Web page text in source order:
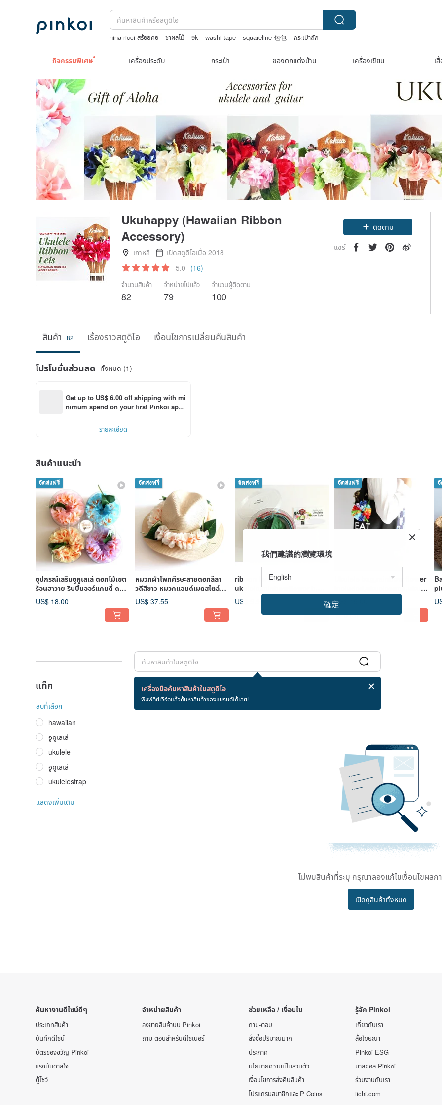
nina ricci สร้อยคอ ชาผลไม้ 9k washi tape squareline 包包
กระเป๋าถัก
กิจกรรมพิเศษ เครื่องประดับ กระเป๋า ของตกแต่งบ้าน เครื่องเขียน เ
Ukuhappy (Hawaiian Ribbon
Accessory)
เกาหลี
เปิดสตูดิโอเมื่อ 2018
5.0 (16)
จำนวนสินค้า
82
จำหน่ายไปแล้ว
79
จำนวนผู้ติดตาม
100
ติดตาม
แชร์
สินค้า 82 เรื่องราวสตูดิโอ เงื่อนไขการเปลี่ยนคืนสินค้า
โปรโมชั่นส่วนลด ทั้งหมด (1)
Get up to US$ 6.00 off shipping with mi
nimum spend on your first Pinkoi app
รายละเอียด
สินค้าแนะนำ
จัดส่งฟรี
อุปกรณ์เสริมอูคูเลเล่ ดอกไม้เขต
ร้อนฮาวาย ริบบิ้นออร์แกนดี้ ดอก
พลูเมเรีย สายสะพาย
US$ 18.00
จัดส่งฟรี
หมวกผ้าโพกศีรษะลายดอกลีลา
วดีสีขาว หมวกแฮนด์เมดสไตล์
เกาะฮาวาย หมวกชายหาดสาน
US$ 37.55
จัดส่งฟรี
ribbon lei for
ukulele,rainbowflower b,
ukulele strap,ukulele
accessories,hawaii
US$ 9.98
จัดส่งฟรี
Ukulele bag,rainbow flower
included,ukuelestrap,ukule
lebag,uke,pride,lgbtq,
US$ 15.00
5 (3)
จั
แท็ก
ลบที่เลือก
hawaiian
อูคูเลเล่
ukulele
อูคูเลเล่
ukulelestrap
แสดงเพิ่มเติม
เครื่องมือค้นหาสินค้าในสตูดิโอ
พิมพ์คีย์เวิร์ดแล้วค้นหาสินค้าของแบรนด์ได้เลย!
สินค้า 0 ชิ้น
Guitar+strap
ไม่พบสินค้าที่ระบุ กรุณาลองแก้ไขเงื่อนไขผลก
เปิดดูสินค้าทั้งหมด
ค้นหางานดีไซน์ดีๆ
ประเภทสินค้า
บันทึกดีไซน์
บัตรของขวัญ Pinkoi
แรงบันดาลใจ
ตู้โชว์
จำหน่ายสินค้า
ลงขายสินค้าบน Pinkoi
ถาม-ตอบสำหรับดีไซเนอร์
ช่วยเหลือ / เงื่อนไข
ถาม-ตอบ
สั่งซื้อปริมาณมาก
ประกาศ
นโยบายความเป็นส่วนตัว
เงื่อนไขการส่งคืนสินค้า
โปรแกรมสมาชิกและ P Coins
รู้จัก Pinkoi
เกี่ยวกับเรา
สื่อโฆษณา
Pinkoi ESG
มาสคอส Pinkoi
ร่วมงานกับเรา
iichi.com
我們建議的瀏覽環境
確定